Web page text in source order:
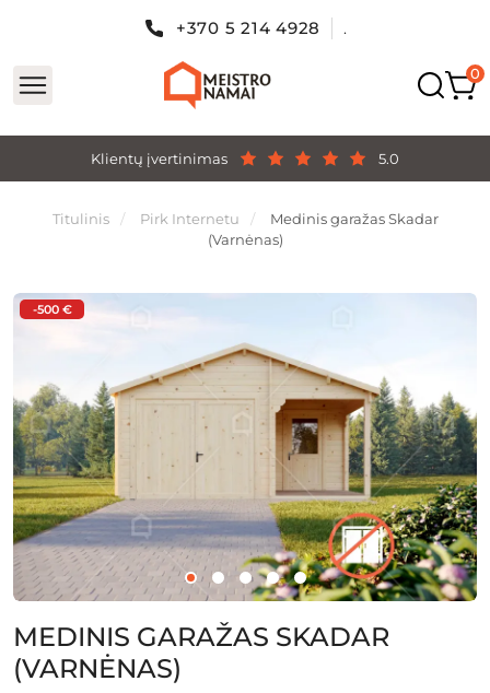
Klientų įvertinimas 5.0
+370 5 214 4928 .
Titulinis Pirk Internetu
Medinis garažas Skadar
(Varnėnas)
-500 €
MEDINIS GARAŽAS SKADAR
(VARNĖNAS)